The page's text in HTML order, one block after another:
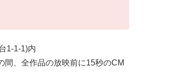
1-1-1)内
間、全作品の放映前に15秒のCM